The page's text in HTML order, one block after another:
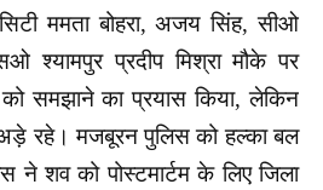
ममता बोहरा, अजय सिंह, सीओ
श्यामपुर प्रदीप मिश्रा मौके पर
समझाने का प्रयास किया, लेकिन
रहे। मजबूरन पुलिस को हल्का बल
ने शव को पोस्टमार्टम के लिए जिला